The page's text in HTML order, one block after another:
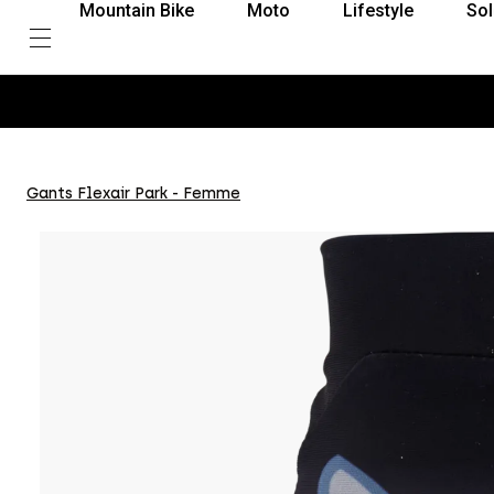
Mountain Bike Moto Lifestyle
Gants Flexair Park - Femme